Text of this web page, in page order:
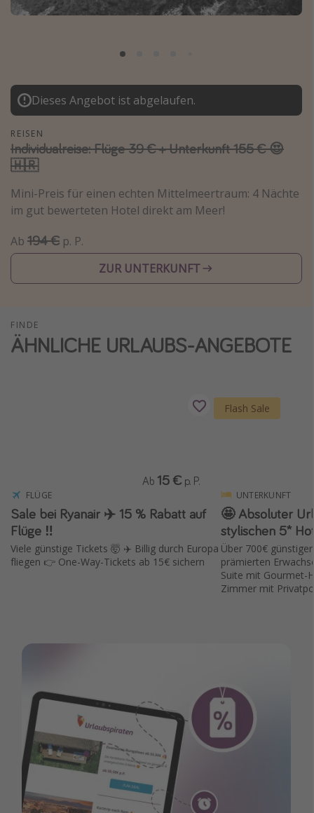
Normandie Urlaub
Kefalonia Urlaub
Krabi Urlaub
Tulum Urlaub
Sri Lanka Rundreise
Japan Rundreise
Reisethemen
Alle Reisethemen
Disneyland Paris
Wochenendtrip
Singlereisen
Weitere Themen
Reise Journal
Familienurlaub in der Türkei
Travel Know How
Last Minute Urlaub Mallorca
Last Minute Urlaub Deutschland
Dieses Angebot ist abgelaufen.
REISEN
Individualreise: Flüge 39 € + Unterkunft 155 € 😍
🇭🇷
Mini-Preis für einen echten Mittelmeertraum: 4 Nächte
im gut bewerteten Hotel direkt am Meer!
Ab 194 € p. P.
ZUR UNTERKUNFT
FINDE
ÄHNLICHE URLAUBS-ANGEBOTE
FLÜGE
Sale bei Ryanair ✈️ 15 % Rabatt auf
Flüge ‼️
Viele günstige Tickets 🤯 ✈️ Billig durch Europa
fliegen 👉 One-Way-Tickets ab 15€ sichern
Ab 15 € p. P.
Flash Sale
UNTERKUNFT
🤩 Absoluter
stylischen 5*
Über 700€
prämierten
Suite mit Gourmet-
Zimmer mit